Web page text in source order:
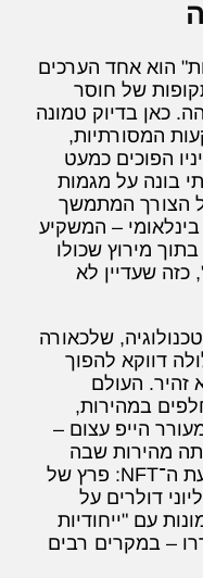
הוא אחד הערכים
של חוסר
כאן בדיוק טמונה
המסורתיות,
הפוכים כמעט
בונה על מגמות
הצורך המתמשך
– המשקיע
מירוץ שכולו
שעדיין לא
שלכאורה
דווקא להפוך
זהיר. העולם
במהירות,
הייפ עצום –
מהירות שבה
נוצרה. כך היה, למשל, עם תופעת ה־NFT: פרץ של
דולרים על
עם "ייחודיות
– במקרים רבים